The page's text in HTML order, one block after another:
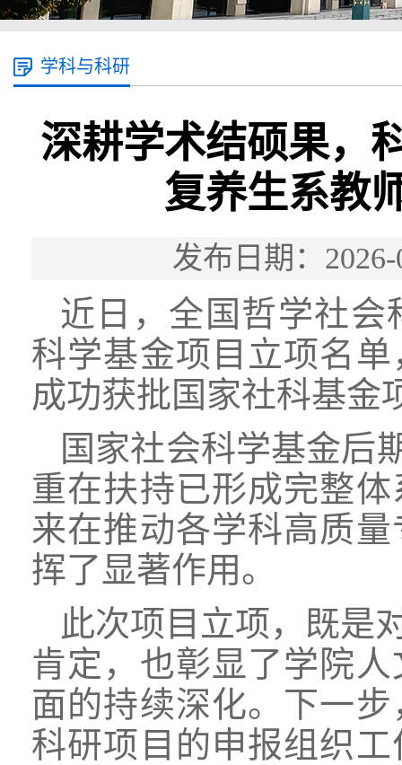
学科与科研
深耕学术结硕果，
复养生系教
发布日期：
近日，全国哲学社会
科学基金项目立项名
成功获批国家社科基金
国家社会科学基金后
重在扶持已形成完整
来在推动各学科高质
挥了显著作用。
此次项目立项，既是
肯定，也彰显了学院
面的持续深化。下一
科研项目的申报组织